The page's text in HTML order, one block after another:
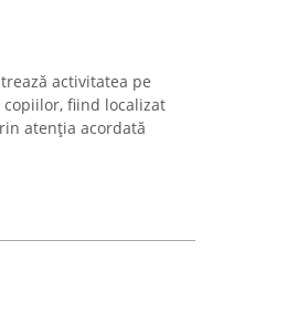
activitatea pe
fiind localizat
atenția acordată